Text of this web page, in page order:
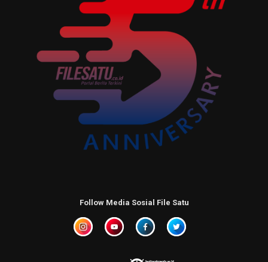
Follow Media Sosial File Satu